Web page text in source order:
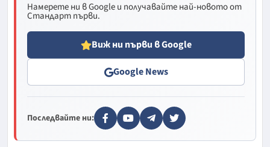
Намерете ни в Google и получавайте най-новото от
Стандарт първи.
Виж ни първи в Google
Google News
Последвайте ни: